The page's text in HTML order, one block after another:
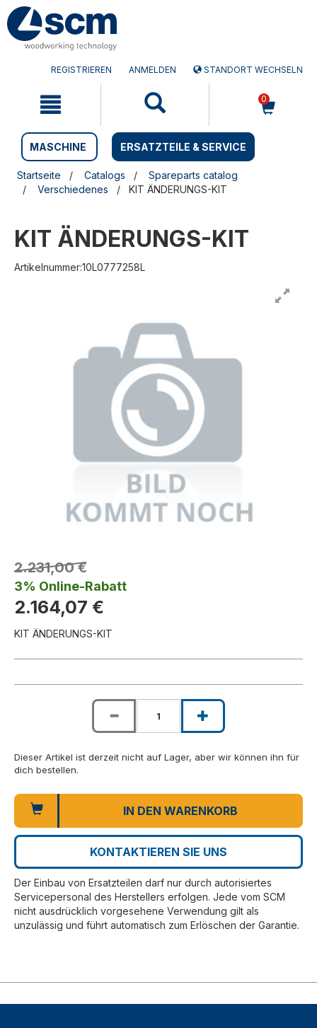
Zum
Inhalt
springen
Zum
Navigationsmen�
springen
REGISTRIEREN ANMELDEN STANDORT WECHSELN
0
MASCHINE ERSATZTEILE & SERVICE
Startseite Catalogs
Spareparts catalog
Verschiedenes
KIT ÄNDERUNGS-KIT
KIT ÄNDERUNGS-KIT
Artikelnummer:10L0777258L
2.231,00 €
3% Online-Rabatt
2.164,07 €
KIT ÄNDERUNGS-KIT
Dieser Artikel ist derzeit nicht auf Lager, aber wir können ihn für
dich bestellen.
IN DEN WARENKORB
KONTAKTIEREN SIE UNS
Der Einbau von Ersatzteilen darf nur durch autorisiertes
Servicepersonal des Herstellers erfolgen. Jede vom SCM
nicht ausdrücklich vorgesehene Verwendung gilt als
unzulässig und führt automatisch zum Erlöschen der Garantie.